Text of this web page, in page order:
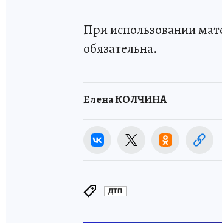
При использовании
обязательна.
Елена КОЛЧИНА
ДТП